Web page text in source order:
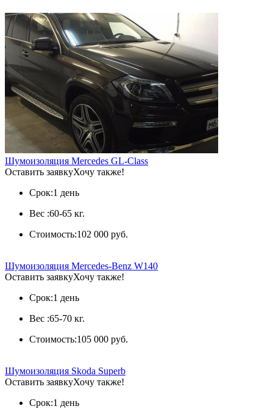
Шумоизоляция Mercedes GL-Class
Оставить заявкуХочу также!
Срок:1 день
Вес :60-65 кг.
Стоимость:102 000 руб.
Шумоизоляция Mercedes-Benz W140
Оставить заявкуХочу также!
Срок:1 день
Вес :65-70 кг.
Стоимость:105 000 руб.
Шумоизоляция Skoda Superb
Оставить заявкуХочу также!
Срок:1 день